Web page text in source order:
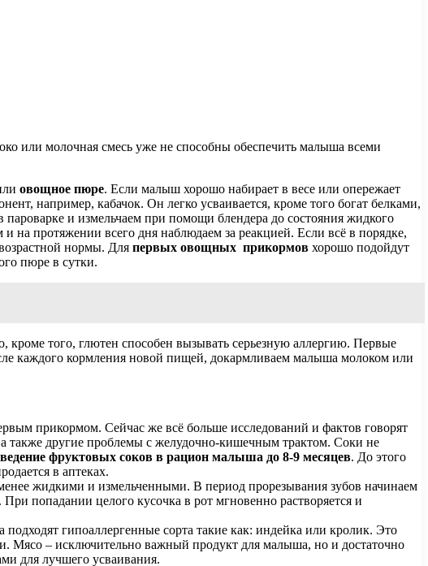
или молочная смесь уже не способны обеспечить малыша всеми
овощное пюре. Если малыш хорошо набирает в весе или опережает
например, кабачок. Он легко усваивается, кроме того богат белками,
и измельчаем при помощи блендера до состояния жидкого
протяжении всего дня наблюдаем за реакцией. Если всё в порядке,
нормы. Для первых овощных прикормов хорошо подойдут
пюре в сутки.
кроме того, глютен способен вызывать серьезную аллергию. Первые
каждого кормления новой пищей, докармливаем малыша молоком или
прикормом. Сейчас же всё больше исследований и фактов говорят
также другие проблемы с желудочно-кишечным трактом. Соки не
фруктовых соков в рацион малыша до 8-9 месяцев. До этого
в аптеках.
жидкими и измельченными. В период прорезывания зубов начинаем
попадании целого кусочка в рот мгновенно растворяется и
гипоаллергенные сорта такие как: индейка или кролик. Это
Мясо – исключительно важный продукт для малыша, но и достаточно
для лучшего усваивания.